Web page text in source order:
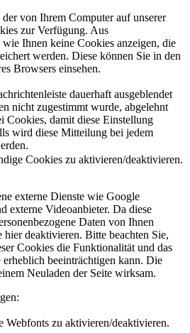
von Ihrem Computer auf unserer
zur Verfügung. Aus
Ihnen keine Cookies anzeigen, die
werden. Diese können Sie in den
Browsers einsehen.
dauerhaft ausgeblendet
nicht zugestimmt wurde, abgelehnt
Cookies, damit diese Einstellung
wird diese Mitteilung bei jedem
Cookies zu aktivieren/deaktivieren.
externe Dienste wie Google
externe Videoanbieter. Da diese
Daten von Ihnen
hier deaktivieren. Bitte beachten Sie,
Cookies die Funktionalität und das
erheblich beeinträchtigen kann. Die
Neuladen der Seite wirksam.
zu aktivieren/deaktivieren.